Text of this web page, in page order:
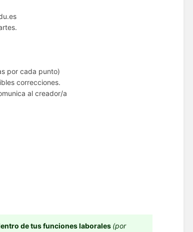
por cada punto)
correcciones.
al creador/a
de tus funciones laborales (por